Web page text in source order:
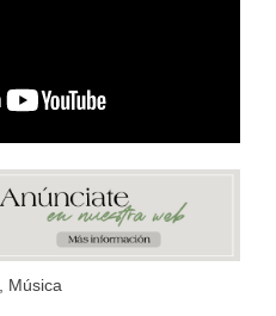
, Música